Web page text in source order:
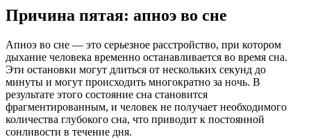
Причина пятая: апноэ во сне
Апноэ во сне — это серьезное расстройство, при котором
дыхание человека временно останавливается во время сна.
Эти остановки могут длиться от нескольких секунд до
минуты и могут происходить многократно за ночь. В
результате этого состояние сна становится
фрагментированным, и человек не получает необходимого
количества глубокого сна, что приводит к постоянной
сонливости в течение дня.